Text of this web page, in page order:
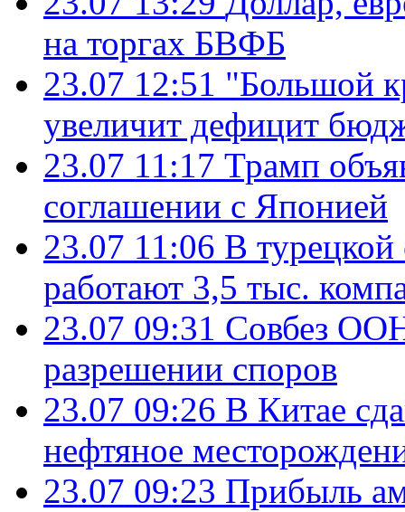
на торгах БВФБ
23.07 12:51 "Большой
увеличит дефицит
23.07 11:17 Трамп
соглашении с Японией
23.07 11:06 В
работают 3,5 тыс.
23.07 09:31 Совбез
разрешении споров
23.07 09:26 В Китае
нефтяное
23.07 09:23 Прибыль